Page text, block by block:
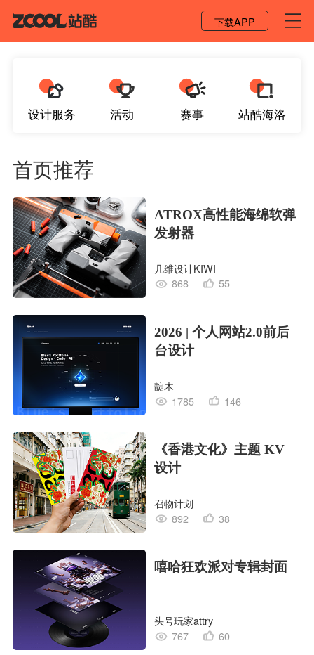
下载APP
设计服务 活动 赛事 站酷海洛
首页推荐
ATROX高性能海绵软弹
发射器
几维设计KIWI
868
55
2026 | 个人网站2.0前后
台设计
靛木
1785
146
《香港文化》主题 KV
设计
召物计划
892
38
嘻哈狂欢派对专辑封面
头号玩家attry
767
60